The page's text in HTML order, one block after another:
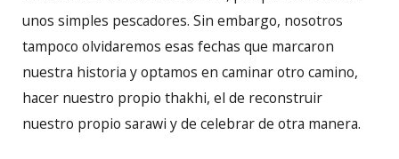
unos simples pescadores. Sin embargo, nosotros
tampoco olvidaremos esas fechas que marcaron
nuestra historia y optamos en caminar otro camino,
hacer nuestro propio thakhi, el de reconstruir
nuestro propio sarawi y de celebrar de otra manera.